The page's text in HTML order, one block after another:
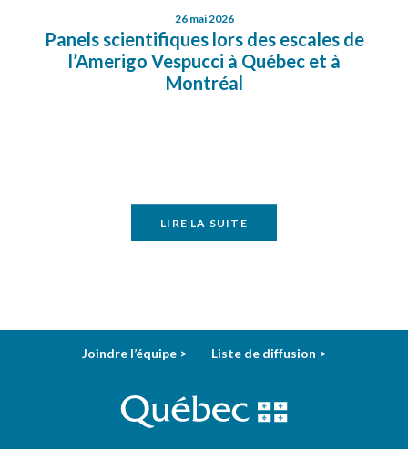
26 mai 2026
Panels scientifiques lors des escales de
l’Amerigo Vespucci à Québec et à
Montréal
LIRE LA SUITE
Joindre l’équipe > Liste de diffusion >